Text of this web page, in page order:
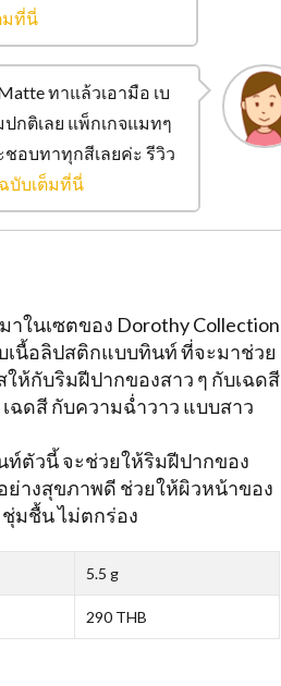
มที่นี่
ทาแล้วเอามือ เบ
กติเลย แพ็กเกจแมทๆ
อบทาทุกสีเลยค่ะ รีวิว
บับเต็มที่นี่
ในเซตของ Dorothy Collection
บเนื้อลิปสติกแบบทินท์ ที่จะมาช่วย
ห้กับริมฝีปากของสาว ๆ กับเฉดสี
เฉดสี กับความฉ่ำวาว แบบสาว
ท์ตัวนี้ จะช่วยให้ริมฝีปากของ
ย่างสุขภาพดี ช่วยให้ผิวหน้าของ
ชุ่มชื้น ไม่ตกร่อง
5.5 g
290 THB